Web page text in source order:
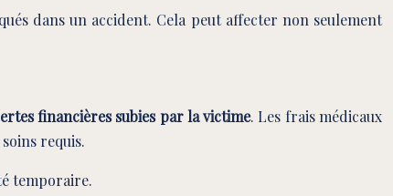
dans un accident. Cela peut affecter non seulement
financières subies par la victime. Les frais médicaux
requis.
temporaire.